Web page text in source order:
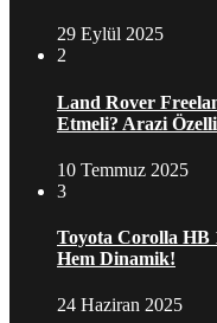
29 Eylül 2025
2
Land Rover
Etmeli? Arazi
10 Temmuz 2025
3
Toyota Corolla HB
Hem Dinamik!
24 Haziran 2025